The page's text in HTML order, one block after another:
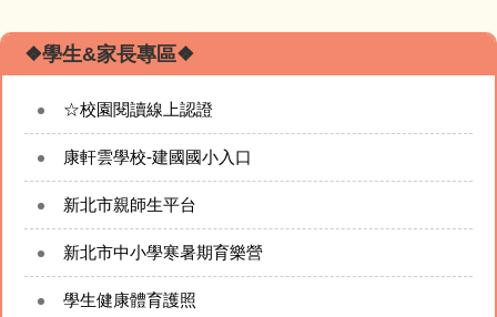
❖學生&家長專區❖
☆校園閱讀線上認證
康軒雲學校-建國國小入口
新北市親師生平台
新北市中小學寒暑期育樂營
學生健康體育護照